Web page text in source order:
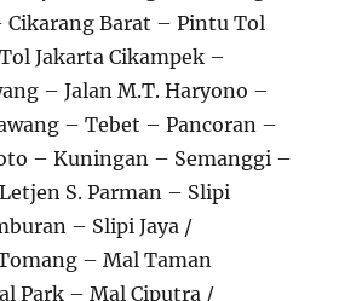
Cikarang Barat – Pintu Tol
Jakarta Cikampek –
– Jalan M.T. Haryono –
– Tebet – Pancoran –
– Kuningan – Semanggi –
S. Parman – Slipi
– Slipi Jaya /
– Mal Taman
Park – Mal Ciputra /